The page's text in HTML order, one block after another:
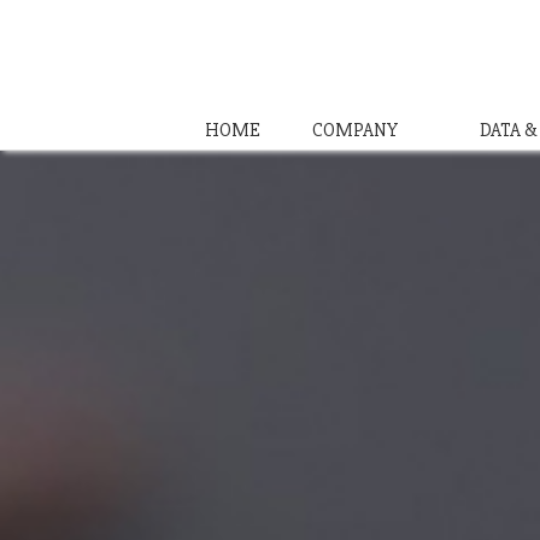
HOME COMPANY DATA